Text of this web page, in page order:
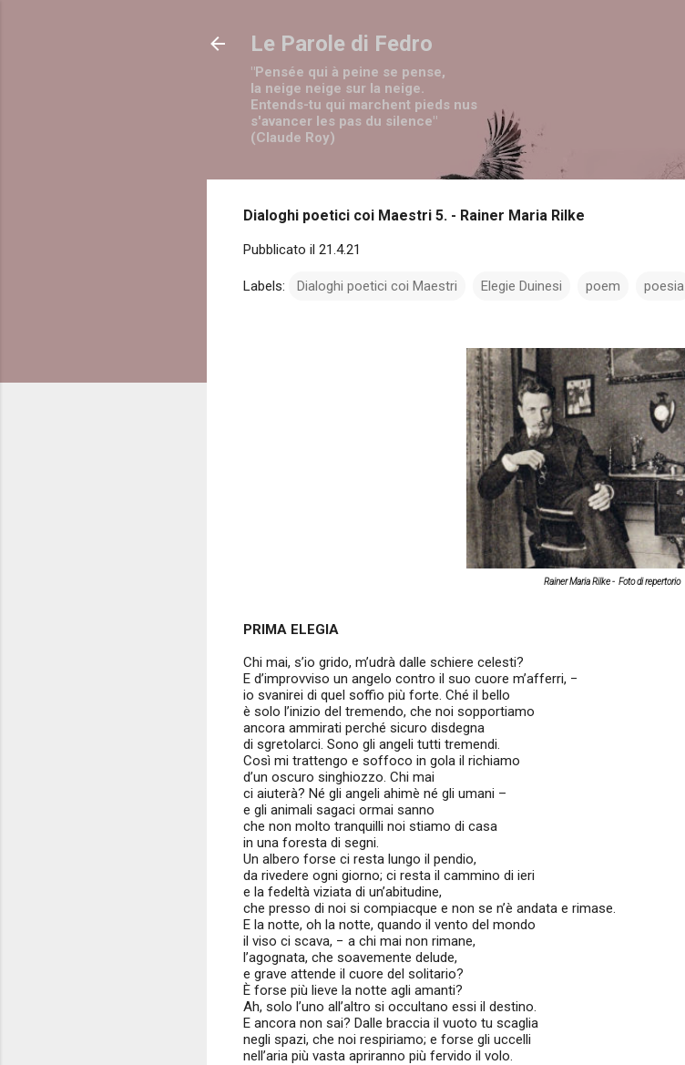
Le Parole di Fedro
"Pensée qui à peine se pense,
la neige neige sur la neige.
Entends-tu qui marchent pieds nus
s'avancer les pas du silence"
(Claude Roy)
Dialoghi poetici coi Maestri 5. - Rainer Maria Rilke
Pubblicato il 21.4.21
Labels: Dialoghi poetici coi Maestri Elegie Duinesi poem poesia
Rainer Maria Rilke - Foto di repertorio
PRIMA ELEGIA
Chi mai, s’io grido, m’udrà dalle schiere celesti?
E d’improvviso un angelo contro il suo cuore m’afferri, −
io svanirei di quel soffio più forte. Ché il bello
è solo l’inizio del tremendo, che noi sopportiamo
ancora ammirati perché sicuro disdegna
di sgretolarci. Sono gli angeli tutti tremendi.
Così mi trattengo e soffoco in gola il richiamo
d’un oscuro singhiozzo. Chi mai
ci aiuterà? Né gli angeli ahimè né gli umani –
e gli animali sagaci ormai sanno
che non molto tranquilli noi stiamo di casa
in una foresta di segni.
Un albero forse ci resta lungo il pendio,
da rivedere ogni giorno; ci resta il cammino di ieri
e la fedeltà viziata di un’abitudine,
che presso di noi si compiacque e non se n’è andata e rimase.
E la notte, oh la notte, quando il vento del mondo
il viso ci scava, − a chi mai non rimane,
l’agognata, che soavemente delude,
e grave attende il cuore del solitario?
È forse più lieve la notte agli amanti?
Ah, solo l’uno all’altro si occultano essi il destino.
E ancora non sai? Dalle braccia il vuoto tu scaglia
negli spazi, che noi respiriamo; e forse gli uccelli
nell’aria più vasta apriranno più fervido il volo.